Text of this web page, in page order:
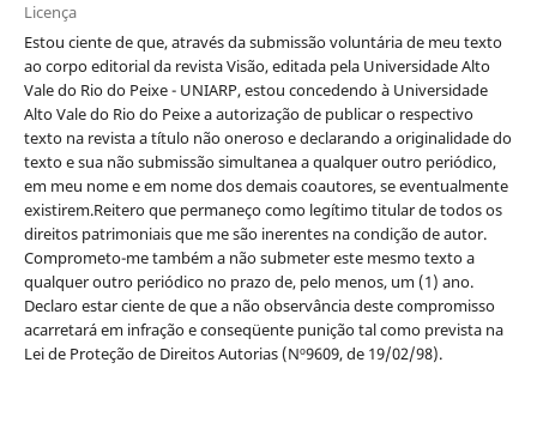
Licença
Estou ciente de que, através da submissão voluntária de meu texto
ao corpo editorial da revista Visão, editada pela Universidade Alto
Vale do Rio do Peixe - UNIARP, estou concedendo à Universidade
Alto Vale do Rio do Peixe a autorização de publicar o respectivo
texto na revista a título não oneroso e declarando a originalidade do
texto e sua não submissão simultanea a qualquer outro periódico,
em meu nome e em nome dos demais coautores, se eventualmente
existirem.Reitero que permaneço como legítimo titular de todos os
direitos patrimoniais que me são inerentes na condição de autor.
Comprometo-me também a não submeter este mesmo texto a
qualquer outro periódico no prazo de, pelo menos, um (1) ano.
Declaro estar ciente de que a não observância deste compromisso
acarretará em infração e conseqüente punição tal como prevista na
Lei de Proteção de Direitos Autorias (Nº9609, de 19/02/98).